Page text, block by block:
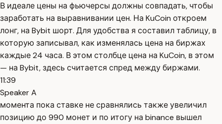
В идеале цены на фьючерсы должны совпадать, чтобы
заработать на выравнивании цен. На KuCoin откроем
лонг, на Bybit шорт. Для удобства я составил таблицу, в
которую записывал, как изменялась цена на биржах
каждые 24 часа. В этом столбце цена на KuCoin, в этом
— на Bybit, здесь считается спред между биржами.
11:39
Speaker A
момента пока ставке не сравнялись также увеличил
позицию до 990 монет и по итогу на binance вышел